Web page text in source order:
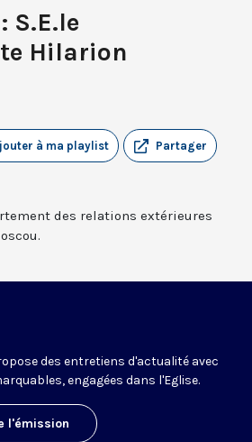
S.E.le
Hilarion
Partager
à ma playlist
des relations extérieures
des entretiens d'actualité avec
engagées dans l'Eglise.
l'émission